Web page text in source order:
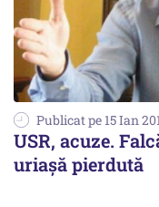
Publicat pe 15 Ian
USR, acuze.
uriașă pierdută